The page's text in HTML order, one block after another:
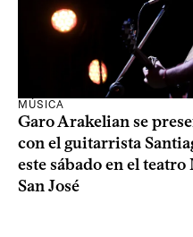
MÚSICA
Garo Arakelian se
con el guitarrista
este sábado en el teatro
San José